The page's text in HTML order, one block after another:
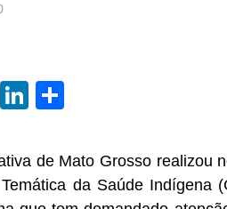
Messenger
LinkedIn
de Mato Grosso realizou
da Saúde Indígena